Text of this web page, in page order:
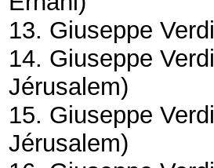
13. Giuseppe Verdi
14. Giuseppe Verdi
Jérusalem)
15. Giuseppe Verdi
Jérusalem)